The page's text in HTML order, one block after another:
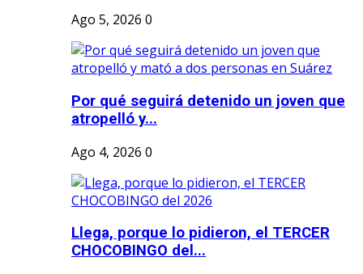
Ago 5, 2026 0
Por qué seguirá detenido un joven que
atropelló y...
Ago 4, 2026 0
Llega, porque lo pidieron, el TERCER
CHOCOBINGO del...